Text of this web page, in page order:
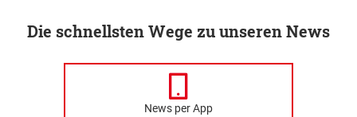
Die schnellsten Wege zu unseren News
News per App